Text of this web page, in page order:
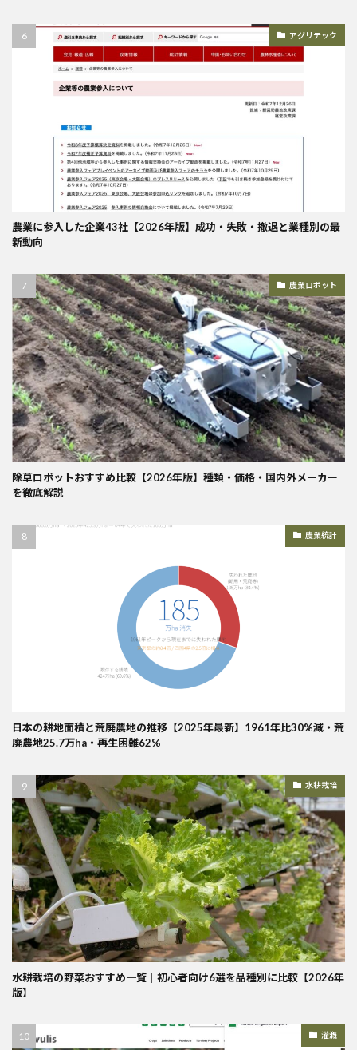
アグリテック
農業に参入した企業43社【2026年版】成功・失敗・撤退と業種別の最
新動向
農業ロボット
除草ロボットおすすめ比較【2026年版】種類・価格・国内外メーカー
を徹底解説
農業統計
日本の耕地面積と荒廃農地の推移【2025年最新】1961年比30%減・荒
廃農地25.7万ha・再生困難62%
水耕栽培
水耕栽培の野菜おすすめ一覧｜初心者向け6選を品種別に比較【2026年
版】
灌漑